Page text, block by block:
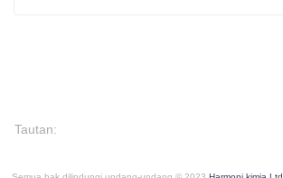
Tautan: